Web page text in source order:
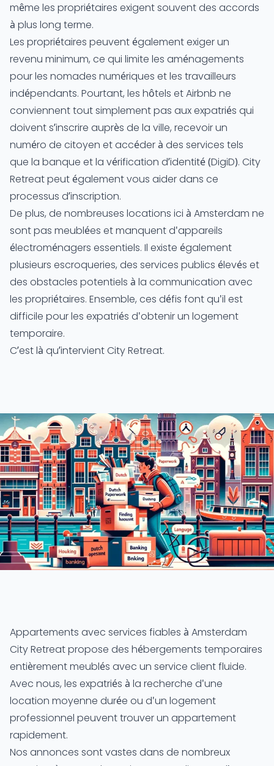
même les propriétaires exigent souvent des accords
à plus long terme.
Les propriétaires peuvent également exiger un
revenu minimum, ce qui limite les aménagements
pour les nomades numériques et les travailleurs
indépendants. Pourtant, les hôtels et Airbnb ne
conviennent tout simplement pas aux expatriés qui
doivent s’inscrire auprès de la ville, recevoir un
numéro de citoyen et accéder à des services tels
que la banque et la vérification d’identité (DigiD). City
Retreat peut également vous aider dans ce
processus d’inscription.
De plus, de nombreuses locations ici à Amsterdam ne
sont pas meublées et manquent d'appareils
électroménagers essentiels. Il existe également
plusieurs escroqueries, des services publics élevés et
des obstacles potentiels à la communication avec
les propriétaires. Ensemble, ces défis font qu'il est
difficile pour les expatriés d'obtenir un logement
temporaire.
C’est là qu’intervient City Retreat.
Appartements avec services fiables à Amsterdam
City Retreat propose des hébergements temporaires
entièrement meublés avec un service client fluide.
Avec nous, les expatriés à la recherche d'une
location moyenne durée ou d'un logement
professionnel peuvent trouver un appartement
rapidement.
Nos annonces sont vastes dans de nombreux